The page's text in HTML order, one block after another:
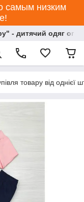
самым низким
- дитячий одяг
товару від однієї